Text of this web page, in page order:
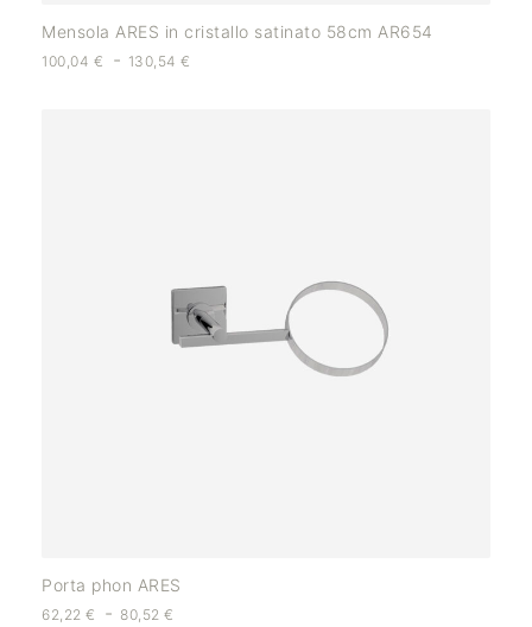
Mensola ARES in cristallo satinato 58cm AR654
100,04 € - 130,54€
Porta phon ARES
62,22 € - 80,52€